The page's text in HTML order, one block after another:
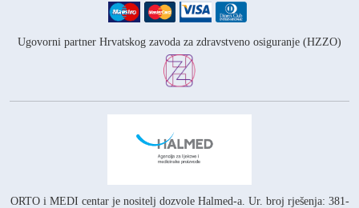
Ugovorni partner Hrvatskog zavoda za zdravstveno osiguranje (HZZO)
ORTO i MEDI centar je nositelj dozvole Halmed-a. Ur. broj rješenja: 381-